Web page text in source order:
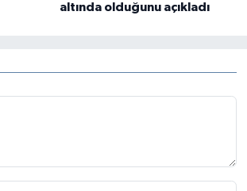
altında olduğunu açıkladı